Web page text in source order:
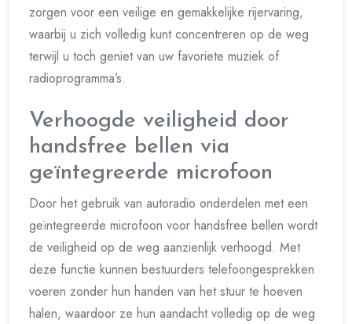
zorgen voor een veilige en gemakkelijke rijervaring,
waarbij u zich volledig kunt concentreren op de weg
terwijl u toch geniet van uw favoriete muziek of
radioprogramma’s.
Verhoogde veiligheid door
handsfree bellen via
geïntegreerde microfoon
Door het gebruik van autoradio onderdelen met een
geïntegreerde microfoon voor handsfree bellen wordt
de veiligheid op de weg aanzienlijk verhoogd. Met
deze functie kunnen bestuurders telefoongesprekken
voeren zonder hun handen van het stuur te hoeven
halen, waardoor ze hun aandacht volledig op de weg